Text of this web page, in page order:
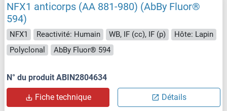
NFX1 anticorps (AA 881-980) (AbBy Fluor®
594)
NFX1 Reactivité: Humain WB, IF (cc), IF (p)
Hôte: Lapin
Polyclonal
AbBy Fluor® 594
N° du produit ABIN2804634
Fiche technique Détails